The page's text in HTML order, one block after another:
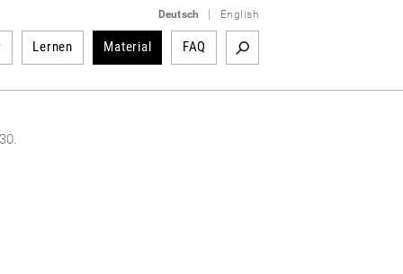
Deutsch English
Lernen Material FAQ